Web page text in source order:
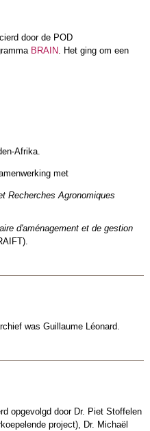
door de POD
BRAIN. Het ging om een
Afrika.
met
Recherches Agronomiques
d'aménagement et de gestion
was Guillaume Léonard.
opgevolgd door Dr. Piet Stoffelen
project), Dr. Michaël